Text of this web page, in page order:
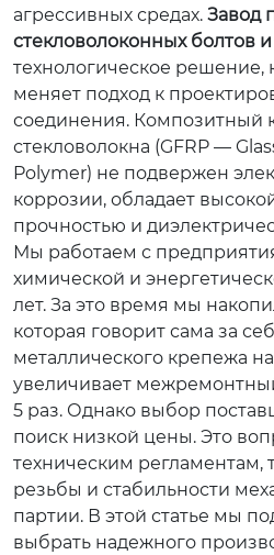
агрессивных средах. Завод
стекловолоконных болтов
технологическое решение,
меняет подход к
соединения. Композитный
стекловолокна (GFRP —
Polymer) не подвержен
коррозии, обладает
прочностью и
Мы работаем с
химической и
лет. За это время мы
которая говорит сама за
металлического крепежа
увеличивает
5 раз. Однако выбор
поиск низкой цены. Это
техническим регламентам,
резьбы и стабильности
партии. В этой статье мы
выбрать надежного